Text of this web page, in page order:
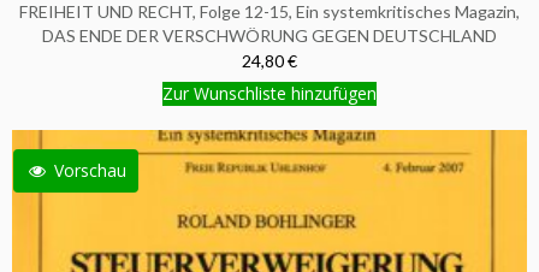
FREIHEIT UND RECHT, Folge 12-15, Ein systemkritisches Magazin,
DAS ENDE DER VERSCHWÖRUNG GEGEN DEUTSCHLAND
24,80 €
Zur Wunschliste hinzufügen
Vorschau